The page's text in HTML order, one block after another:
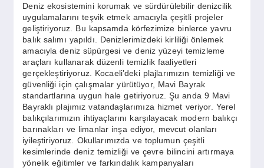
Deniz ekosistemini korumak ve sürdürülebilir denizcilik
uygulamalarını teşvik etmek amacıyla çeşitli projeler
geliştiriyoruz. Bu kapsamda körfezimize binlerce yavru
balık salımı yapıldı. Denizlerimizdeki kirliliği önlemek
amacıyla deniz süpürgesi ve deniz yüzeyi temizleme
araçları kullanarak düzenli temizlik faaliyetleri
gerçekleştiriyoruz. Kocaeli’deki plajlarımızın temizliği ve
güvenliği için çalışmalar yürütüyor, Mavi Bayrak
standartlarına uygun hale getiriyoruz. Şu anda 9 Mavi
Bayraklı plajımız vatandaşlarımıza hizmet veriyor. Yerel
balıkçılarımızın ihtiyaçlarını karşılayacak modern balıkçı
barınakları ve limanlar inşa ediyor, mevcut olanları
iyileştiriyoruz. Okullarımızda ve toplumun çeşitli
kesimlerinde deniz temizliği ve çevre bilincini artırmaya
yönelik eğitimler ve farkındalık kampanyaları